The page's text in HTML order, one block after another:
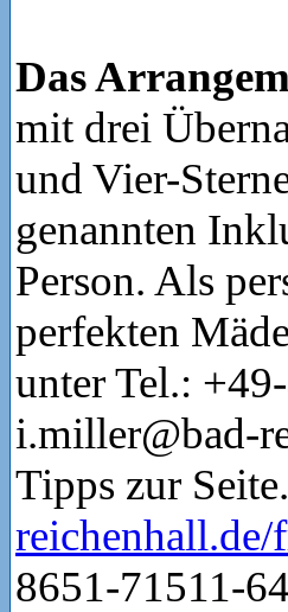
Das
mit drei
und Vier-
genannten
Person. Als
perfekten
unter Tel.:
i.miller@bad-
Tipps zur
reichenhall.de/
8651-71511-